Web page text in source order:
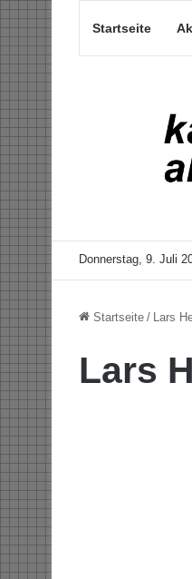
Startseite
Donnerstag, 9. Juli
Startseite / Lars
Lars